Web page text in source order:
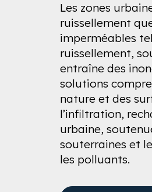
Les zones
ruissellement
imperméables
ruissellement,
entraîne des
solutions
nature et des
l’infiltration,
urbaine,
souterraines et
les polluants.